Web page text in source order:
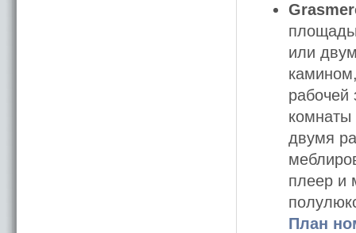
или
рабочей
комнаты
двумя
плеер и
План